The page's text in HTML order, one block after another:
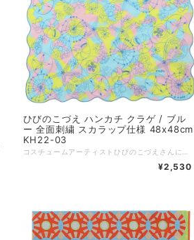
ひびのこづえ ハンカチ クラゲ / ブル
ー 全面刺繍 スカラップ仕様 48x48cm
KH22-03
¥2,530